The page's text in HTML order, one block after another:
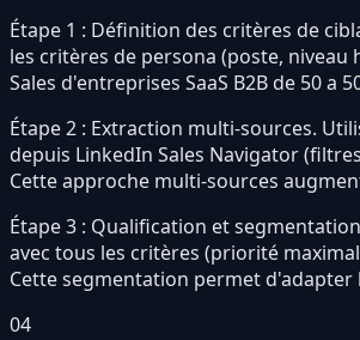
Étape 1 : Définition des critères de
les critères de persona (poste,
Sales d'entreprises SaaS B2B de 50
Étape 2 : Extraction multi-sources.
depuis LinkedIn Sales Navigator
Cette approche multi-sources
Étape 3 : Qualification et
avec tous les critères (priorité
Cette segmentation permet
04